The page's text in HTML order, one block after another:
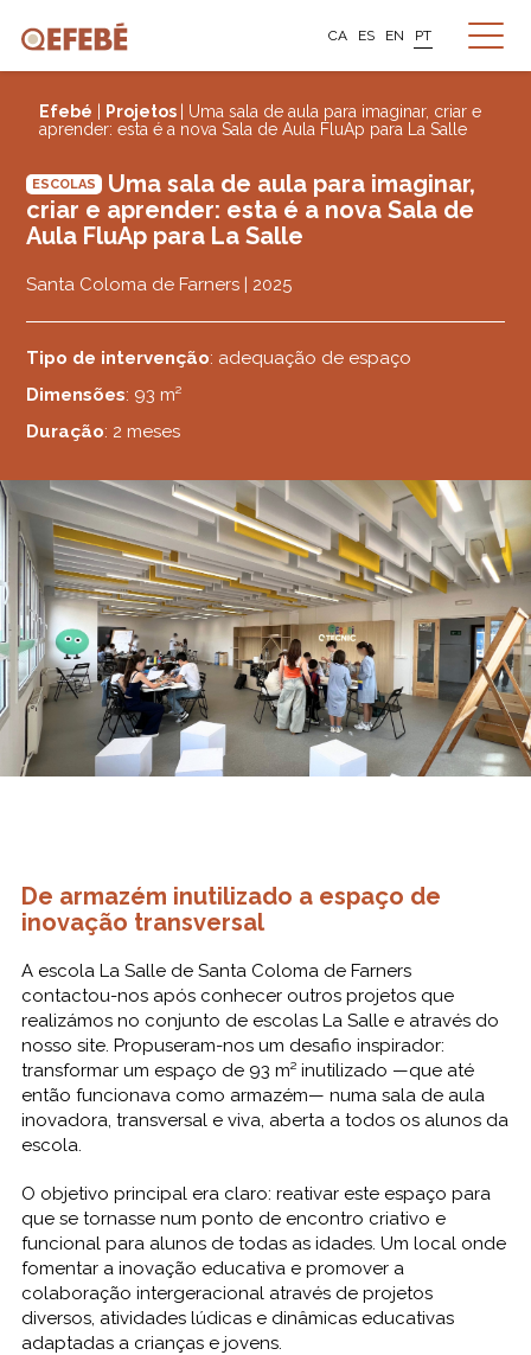
CA ES EN PT
Efebé Projetos
| Uma sala de aula para imaginar, criar e
aprender: esta é a nova Sala de Aula FluAp para La Salle
ESCOLAS
Uma sala de aula para imaginar,
criar e aprender: esta é a nova Sala de
Aula FluAp para La Salle
Santa Coloma de Farners | 2025
Tipo de intervenção: adequação de espaço
Dimensões: 93 m²
Duração: 2 meses
De armazém inutilizado a espaço de
inovação transversal
A escola La Salle de Santa Coloma de Farners
contactou-nos após conhecer outros projetos que
realizámos no conjunto de escolas La Salle e através do
nosso site. Propuseram-nos um desafio inspirador:
transformar um espaço de 93 m² inutilizado —que até
então funcionava como armazém— numa sala de aula
inovadora, transversal e viva, aberta a todos os alunos da
escola.
O objetivo principal era claro: reativar este espaço para
que se tornasse num ponto de encontro criativo e
funcional para alunos de todas as idades. Um local onde
fomentar a inovação educativa e promover a
colaboração intergeracional através de projetos
diversos, atividades lúdicas e dinâmicas educativas
adaptadas a crianças e jovens.